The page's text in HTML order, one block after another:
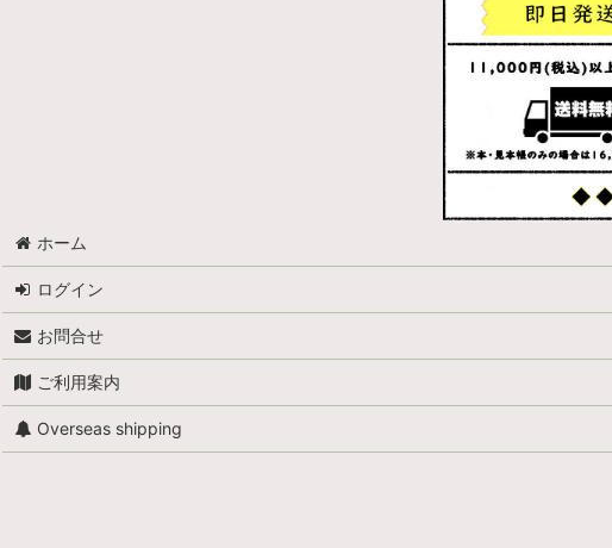
ホーム
ログイン
お問合せ
ご利用案内
Overseas shipping